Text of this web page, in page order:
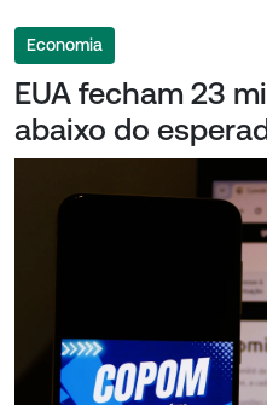
Economia
EUA fecham 23
abaixo do